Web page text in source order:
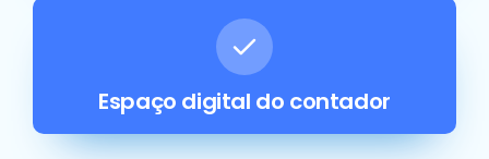
Espaço digital do contador